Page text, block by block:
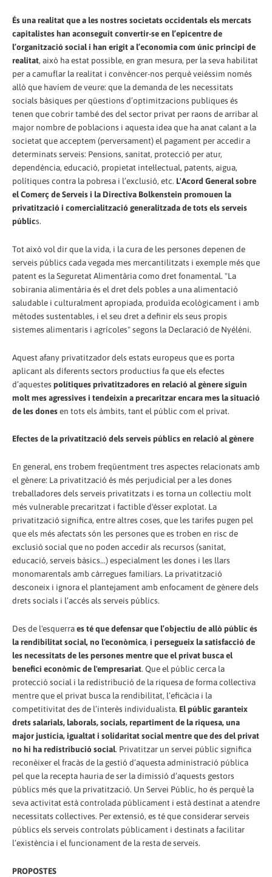
És una realitat que a les nostres societats occidentals els mercats
capitalistes han aconseguit convertir-se en l’epicentre de
l’organització social i han erigit a l’economia com únic principi de
realitat, això ha estat possible, en gran mesura, per la seva habilitat
per a camuflar la realitat i convèncer-nos perquè veiéssim només
allò que havíem de veure: que la demanda de les necessitats
socials bàsiques per qüestions d’optimitzacions publiques és
tenen que cobrir també des del sector privat per raons de arribar al
major nombre de poblacions i aquesta idea que ha anat calant a la
societat que acceptem (perversament) el pagament per accedir a
determinats serveis: Pensions, sanitat, protecció per atur,
dependència, educació, propietat intel·lectual, patents, aigua,
polítiques contra la pobresa i l’exclusió, etc. L'Acord General sobre
el Comerç de Serveis i la Directiva Bolkenstein promouen la
privatització i comercialització generalitzada de tots els serveis
públics.
Tot això vol dir que la vida, i la cura de les persones depenen de
serveis públics cada vegada mes mercantilitzats i exemple més que
patent es la Seguretat Alimentària como dret fonamental. "La
sobirania alimentària és el dret dels pobles a una alimentació
saludable i culturalment apropiada, produïda ecològicament i amb
mètodes sustentables, i el seu dret a definir els seus propis
sistemes alimentaris i agrícoles" segons la Declaració de Nyéléni.
Aquest afany privatitzador dels estats europeus que es porta
aplicant als diferents sectors productius fa que els efectes
d’aquestes polítiques privatitzadores en relació al gènere siguin
molt mes agressives i tendeixin a precaritzar encara mes la situació
de les donesen tots els àmbits, tant el públic com el privat.
Efectes de la privatització dels serveis públics en relació al gènere
En general, ens trobem freqüentment tres aspectes relacionats amb
el gènere: La privatització és més perjudicial per a les dones
treballadores dels serveis privatitzats i es torna un col·lectiu molt
més vulnerable precaritzat i factible d'ésser explotat. La
privatització significa, entre altres coses, que les tarifes pugen pel
que els més afectats són les persones que es troben en risc de
exclusió social que no poden accedir als recursos (sanitat,
educació, serveis bàsics...) especialment les dones i les llars
monomarentals amb càrregues familiars. La privatització
desconeix i ignora el plantejament amb enfocament de gènere dels
drets socials i l’accés als serveis públics.
Des de l'esquerraes té que defensar que l’objectiu de allò públic és
la rendibilitat social, no l'econòmica, i persegueix la satisfacció de
les necessitats de les persones mentre que el privat busca el
benefici econòmic de l'empresariat. Que el públic cerca la
protecció social i la redistribució de la riquesa de forma col·lectiva
mentre que el privat busca la rendibilitat, l’eficàcia i la
competitivitat des de l’interès individualista. El públic garanteix
drets salarials, laborals, socials, repartiment de la riquesa, una
major justícia, igualtat i solidaritat social mentre que des del privat
no hi ha redistribució social. Privatitzar un servei públic significa
reconèixer el fracàs de la gestió d’aquesta administració pública
pel que la recepta hauria de ser la dimissió d’aquests gestors
públics més que la privatització. Un Servei Públic, ho és perquè la
seva activitat està controlada públicament i està destinat a atendre
necessitats col·lectives. Per extensió, es té que considerar serveis
públics els serveis controlats públicament i destinats a facilitar
l’existència i el funcionament de la resta de serveis.
PROPOSTES